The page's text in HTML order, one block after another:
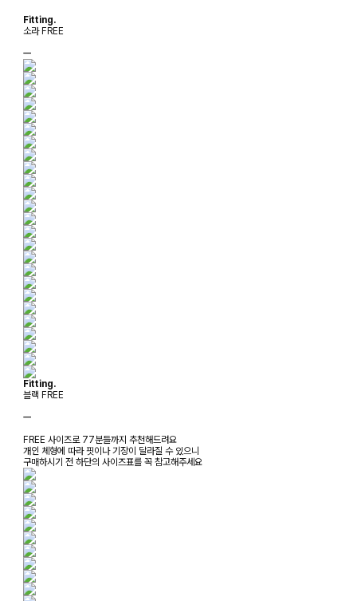
Fitting.
소라 FREE
ㅡ
Fitting.
블랙 FREE
ㅡ
FREE 사이즈로 77분들까지 추천해드려요
개인 체형에 따라 핏이나 기장이 달라질 수 있으니
구매하시기 전 하단의 사이즈표를 꼭 참고해주세요